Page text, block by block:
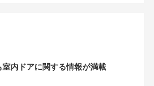
室内ドアに関する情報が満載